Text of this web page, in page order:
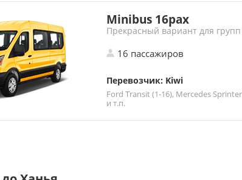
Minibus 16pax
Прекрасный вариант для
16 пассажиров
Перевозчик: Kiwi
Ford Transit (1-16), Mercedes
и т.п.